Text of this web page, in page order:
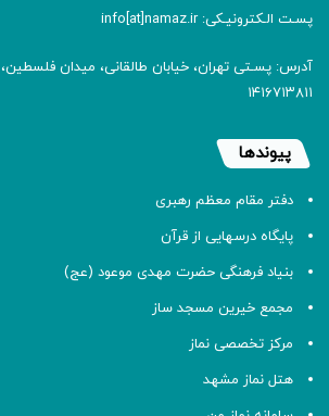
پسـت الـکترونیـکی: info[at]namaz.ir
۱۴۱۶۷۱۳۸۱۱
پیوندها
دفتر مقام معظم رهبری
پایگاه درسهایی از قرآن
بنیاد فرهنگی حضرت مهدی موعود (عج)
مجمع خیرین مسجد ساز
مرکز تخصصی نماز
هتل نماز مشهد